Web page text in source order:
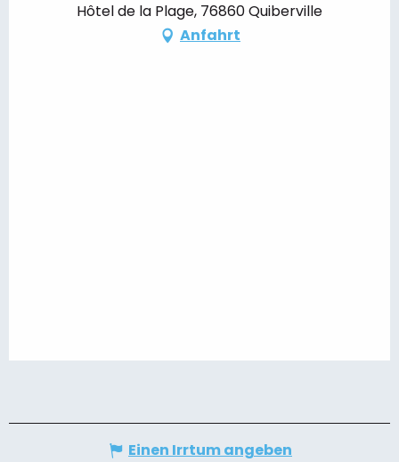
Hôtel de la Plage, 76860 Quiberville
Anfahrt
Einen Irrtum angeben